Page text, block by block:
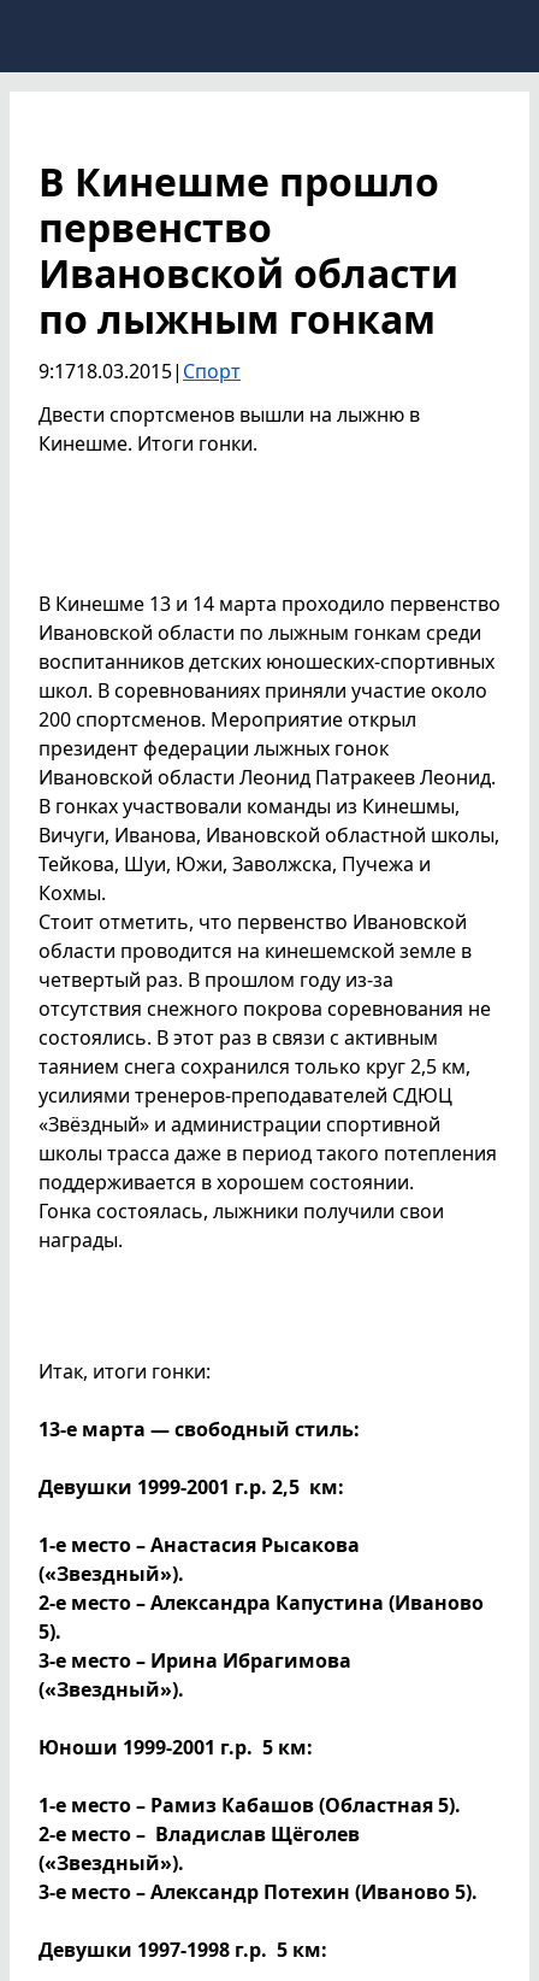
В Кинешме прошло
первенство
Ивановской области
по лыжным гонкам
9:1718.03.2015| Спорт
Двести спортсменов вышли на лыжню в
Кинешме. Итоги гонки.
В Кинешме 13 и 14 марта проходило первенство
Ивановской области по лыжным гонкам среди
воспитанников детских юношеских-спортивных
школ. В соревнованиях приняли участие около
200 спортсменов. Мероприятие открыл
президент федерации лыжных гонок
Ивановской области Леонид Патракеев Леонид.
В гонках участвовали команды из Кинешмы,
Вичуги, Иванова, Ивановской областной школы,
Тейкова, Шуи, Южи, Заволжска, Пучежа и
Кохмы.
Стоит отметить, что первенство Ивановской
области проводится на кинешемской земле в
четвертый раз. В прошлом году из-за
отсутствия снежного покрова соревнования не
состоялись. В этот раз в связи с активным
таянием снега сохранился только круг 2,5 км,
усилиями тренеров-преподавателей СДЮЦ
«Звёздный» и администрации спортивной
школы трасса даже в период такого потепления
поддерживается в хорошем состоянии.
Гонка состоялась, лыжники получили свои
награды.
Итак, итоги гонки:
13-е марта — свободный стиль:
Девушки 1999-2001 г.р. 2,5 км:
1-е место – Анастасия Рысакова
(«Звездный»).
2-е место – Александра Капустина (Иваново
5).
3-е место – Ирина Ибрагимова
(«Звездный»).
Юноши 1999-2001 г.р. 5 км:
1-е место – Рамиз Кабашов (Областная 5).
2-е место – Владислав Щёголев
(«Звездный»).
3-е место – Александр Потехин (Иваново 5).
Девушки 1997-1998 г.р. 5 км: